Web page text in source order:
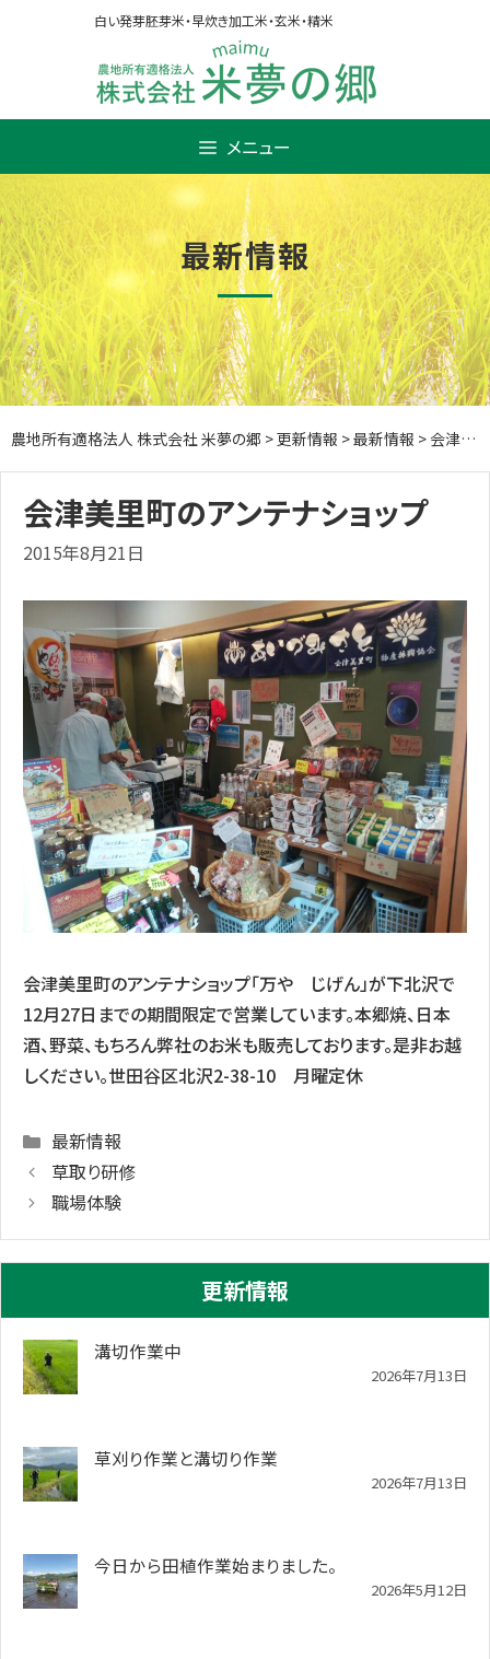
白い発芽胚芽米・早炊き加工米・玄米・精米
メニュー
最新情報
農地所有適格法人 株式会社 米夢の郷 >更新情報 >最新情報 > 会津美里町のアンテナショップ
会津美里町のアンテナショップ
2015年8月21日
会津美里町のアンテナショップ「万や じげん」が下北沢で
12月27日までの期間限定で営業しています。本郷焼、日本
酒、野菜、もちろん弊社のお米も販売しております。是非お越
しください。世田谷区北沢2-38-10 月曜定休
Categories
最新情報
草取り研修
職場体験
更新情報
溝切作業中
2026年7月13日
草刈り作業と溝切り作業
2026年7月13日
今日から田植作業始まりました。
2026年5月12日